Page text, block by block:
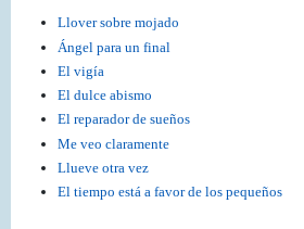
Llover sobre mojado
Ángel para un final
El vigía
El dulce abismo
El reparador de sueños
Me veo claramente
Llueve otra vez
El tiempo está a favor de los pequeños